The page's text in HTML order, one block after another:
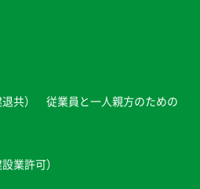
共） 従業員と一人親方のための
業許可）